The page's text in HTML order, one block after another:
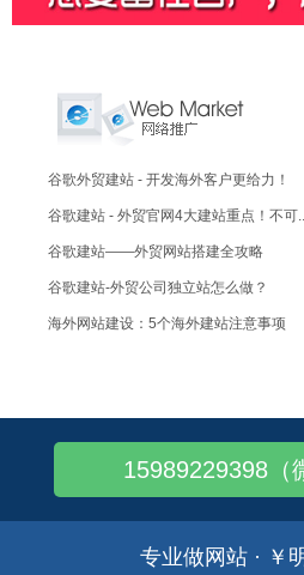
谷歌外贸建站 - 开发海外客户更给力！
谷歌建站 - 外贸官网4大建站重点！不可..
谷歌建站——外贸网站搭建全攻略
谷歌建站-外贸公司独立站怎么做？
海外网站建设：5个海外建站注意事项
谷歌建站 - 外贸独立站建设流程！
15989229398（
专业做网站 · ￥